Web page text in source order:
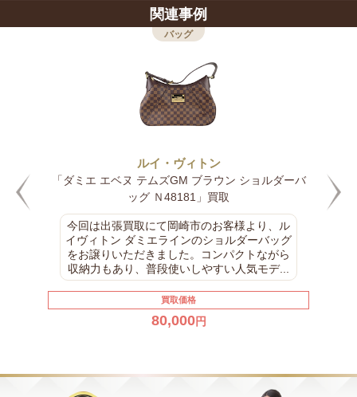
関連事例
バッグ
ルイ・ヴィトン
「ダミエ エベヌ ウェストミンスターGM ブラウン
トートバッグ N41103」買取
今回のお買取は、ルイヴィトン ダミエライン
のバッグをお譲りいただきました。落ち着い
た市松模様が特徴のダミエシリーズは、年代
問わず人気が高く、現在でも中古市場で安...
買取価格
60,000